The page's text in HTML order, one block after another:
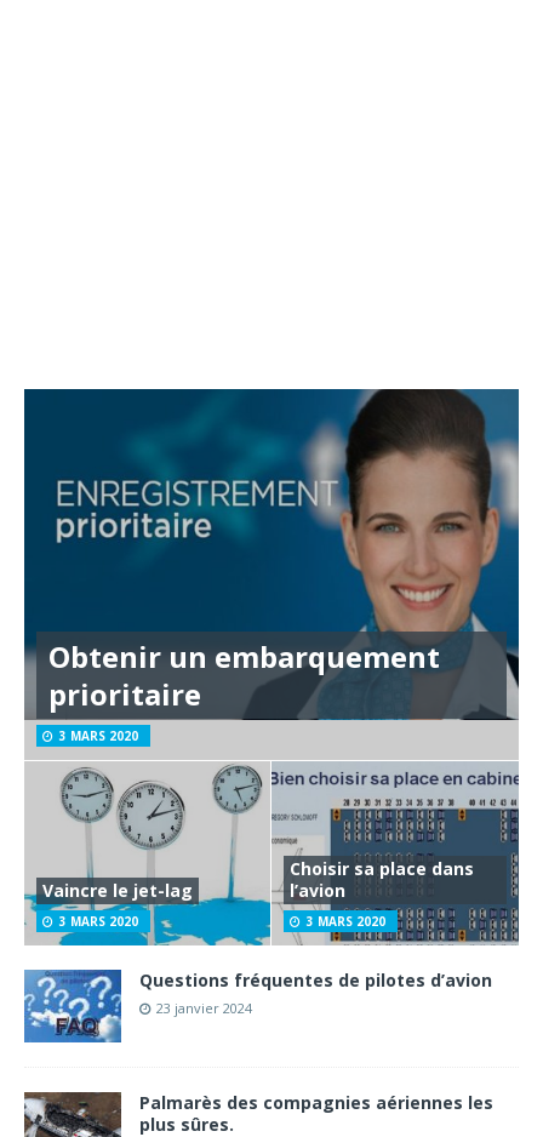
Obtenir un embarquement
prioritaire
3 MARS 2020
Vaincre le jet-lag
3 MARS 2020
Choisir sa place dans
l’avion
3 MARS 2020
Questions fréquentes de pilotes d’avion
23 janvier 2024
Palmarès des compagnies aériennes les
plus sûres.